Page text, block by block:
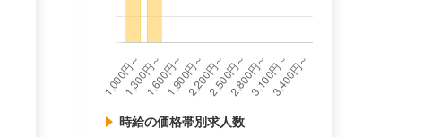
時給の価格帯別求人数